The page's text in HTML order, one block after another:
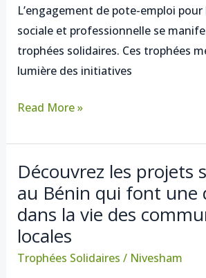
L’engagement de pote-emploi pour
sociale et professionnelle se
trophées solidaires. Ces trophées
lumière des initiatives
Pôle
Emploi
pour
soutenir
et
Read More »
Découvrez les projets
au Bénin qui font une
dans la vie des
locales
Trophées Solidaires / Nivesham
Découvrez
les
projets
solidaires
au